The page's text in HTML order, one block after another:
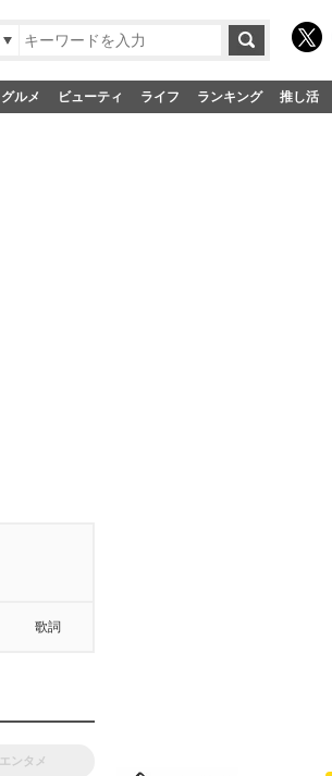
グルメ ビューティ ライフ ランキング 推し活
歌詞
エンタメ